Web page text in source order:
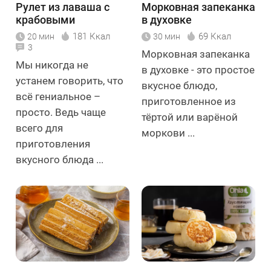
Рулет из лаваша с
крабовыми
палочками с сыром и
яйцом
20 мин 181 Ккал
3
Мы никогда не
устанем говорить, что
всё гениальное –
просто. Ведь чаще
всего для
приготовления
вкусного блюда ...
Морковная запеканка
в духовке
30 мин 69 Ккал
Морковная запеканка
в духовке - это простое
вкусное блюдо,
приготовленное из
тёртой или варёной
моркови ...